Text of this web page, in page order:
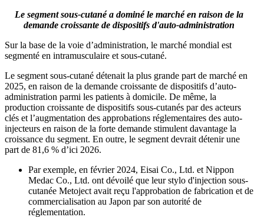
Le segment sous-cutané a dominé le marché en raison de la
demande croissante de dispositifs d'auto-administration
Sur la base de la voie d’administration, le marché mondial est
segmenté en intramusculaire et sous-cutané.
Le segment sous-cutané détenait la plus grande part de marché en
2025, en raison de la demande croissante de dispositifs d’auto-
administration parmi les patients à domicile. De même, la
production croissante de dispositifs sous-cutanés par des acteurs
clés et l’augmentation des approbations réglementaires des auto-
injecteurs en raison de la forte demande stimulent davantage la
croissance du segment. En outre, le segment devrait détenir une
part de 81,6 % d’ici 2026.
Par exemple, en février 2024, Eisai Co., Ltd. et Nippon
Medac Co., Ltd. ont dévoilé que leur stylo d'injection sous-
cutanée Metoject avait reçu l'approbation de fabrication et de
commercialisation au Japon par son autorité de
réglementation.